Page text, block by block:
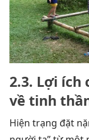
2.3. Lợi
về tinh
Hiện trạng đặt